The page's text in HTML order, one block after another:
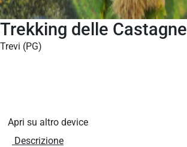
Trekking delle Castagne
Trevi (PG)
Apri su altro device
Descrizione